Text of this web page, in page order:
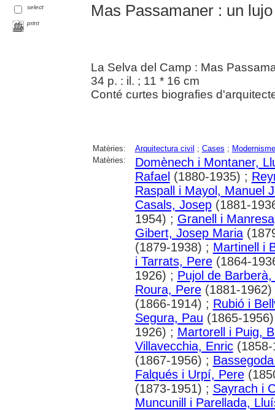
select
print
Mas Passamaner : un
La Selva del Camp : Mas
34 p. : il. ; 11 * 16 cm
Conté curtes biografies
Matèries: Arquitectura civil ; Cases ; Modernisme
Matèries:
Domènech i Montaner,
Rafael(1880-1935) ;
Raspall i Mayol, Manuel
Casals, Josep(1881-
1954) ; Granell i
Gibert, Josep Maria
(1879-1938) ; Martinell i
i Tarrats, Pere(1864-
1926) ; Pujol de
Roura, Pere(1881-
(1866-1914) ; Rubió i
Segura, Pau (1865-
1926) ; Martorell i Puig,
Villavecchia, Enric
(1867-1956) ;
Falqués i Urpí, Pere
(1873-1951) ; Sayrach i
Muncunill i Parellada,